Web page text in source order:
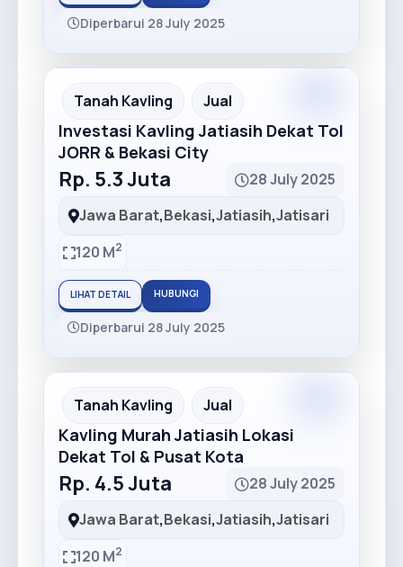
Diperbarui 28 July 2025
Recommended
Tanah Kavling Jual
Investasi Kavling Jatiasih Dekat Tol
JORR & Bekasi City
Rp. 5.3 Juta
28 July 2025
Jawa Barat,Bekasi,Jatiasih,Jatisari
120 M2
LIHAT DETAIL HUBUNGI
Diperbarui 28 July 2025
Recommended
Tanah Kavling Jual
Kavling Murah Jatiasih Lokasi
Dekat Tol & Pusat Kota
Rp. 4.5 Juta
28 July 2025
Jawa Barat,Bekasi,Jatiasih,Jatisari
120 M2